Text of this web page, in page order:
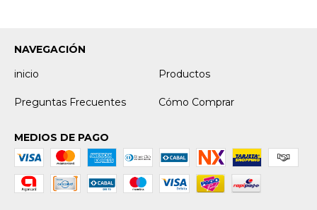
NAVEGACIÓN
inicio
Productos
Preguntas Frecuentes Cómo Comprar
MEDIOS DE PAGO